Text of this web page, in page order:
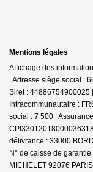
Mentions légales
Affichage des
| Adresse siège social :
Siret : 44886754900025
Intracommunautaire :
social : 7 500 |
délivrance : 33000
N° de caisse de
MICHELET 92076